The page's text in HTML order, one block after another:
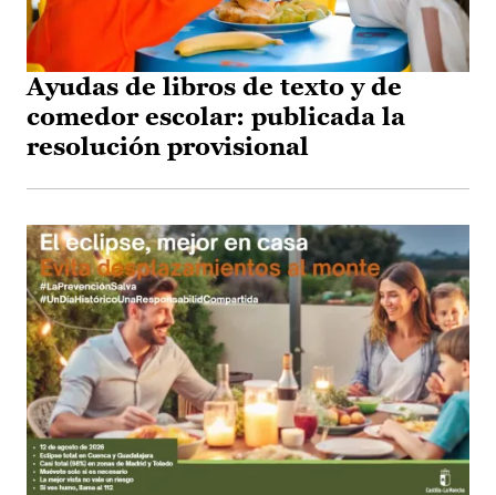
Ayudas de libros de texto y de
comedor escolar: publicada la
resolución provisional